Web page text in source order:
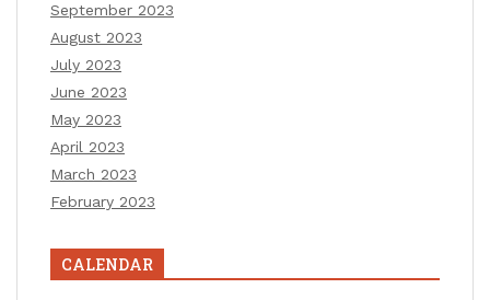
September 2023
August 2023
July 2023
June 2023
May 2023
April 2023
March 2023
February 2023
CALENDAR